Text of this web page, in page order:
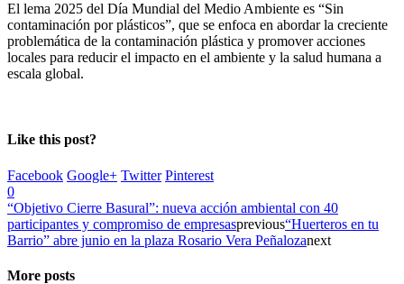
El lema 2025 del Día Mundial del Medio Ambiente es “Sin
contaminación por plásticos”, que se enfoca en abordar la creciente
problemática de la contaminación plástica y promover acciones
locales para reducir el impacto en el ambiente y la salud humana a
escala global.
Like this post?
Facebook Google+ Twitter Pinterest
0
“Objetivo Cierre Basural”: nueva acción ambiental con 40
participantes y compromiso de empresasprevious“Huerteros en tu
Barrio” abre junio en la plaza Rosario Vera Peñalozanext
More posts